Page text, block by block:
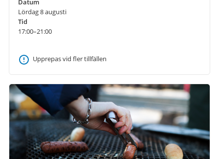
Datum
Lördag 8 augusti
Tid
17:00–21:00
Upprepas vid fler tillfällen